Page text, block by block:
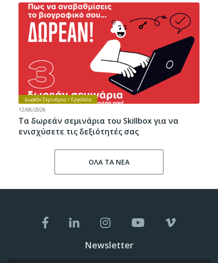
Δωρεάν Σεμινάρια / Εργαλεία
12/06/2026
Τα δωρεάν σεμινάρια του Skillbox για να
ενισχύσετε τις δεξιότητές σας
ΟΛΑ ΤΑ ΝΕΑ
Newsletter